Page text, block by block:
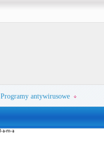
Programy antywirusowe